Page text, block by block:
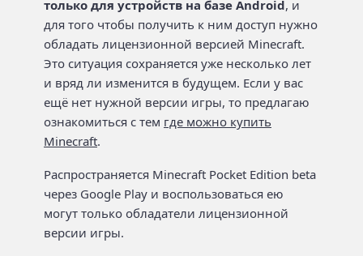
только для устройств на базе Android, и
для того чтобы получить к ним доступ нужно
обладать лицензионной версией Minecraft.
Это ситуация сохраняется уже несколько лет
и вряд ли изменится в будущем. Если у вас
ещё нет нужной версии игры, то предлагаю
ознакомиться с тем где можно купить
Minecraft.
Распространяется Minecraft Pocket Edition beta
через Google Play и воспользоваться ею
могут только обладатели лицензионной
версии игры.